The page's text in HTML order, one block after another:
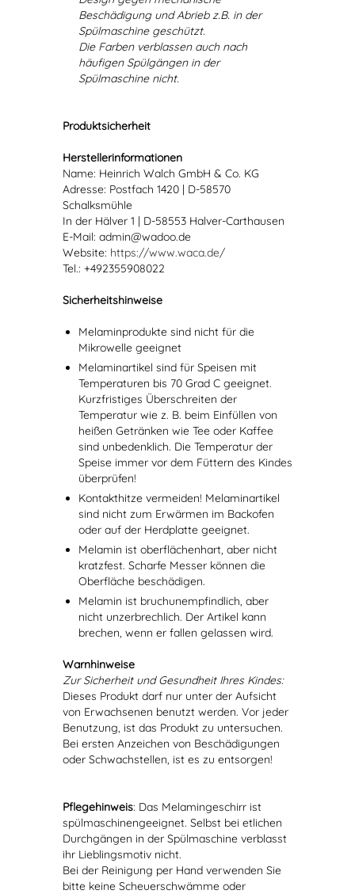
Beschädigung und Abrieb z.B. in der
Spülmaschine geschützt.
Die Farben verblassen auch nach
häufigen Spülgängen in der
Spülmaschine nicht.
Produktsicherheit
Herstellerinformationen
Name: Heinrich Walch GmbH & Co. KG
Adresse: Postfach 1420 | D-58570
Schalksmühle
In der Hälver 1 | D-58553 Halver-Carthausen
E-Mail: admin@wadoo.de
Website: https://www.waca.de/
Tel.: +492355908022
Sicherheitshinweise
Melaminprodukte sind nicht für die
Mikrowelle geeignet
Melaminartikel sind für Speisen mit
Temperaturen bis 70 Grad C geeignet.
Kurzfristiges Überschreiten der
Temperatur wie z. B. beim Einfüllen von
heißen Getränken wie Tee oder Kaffee
sind unbedenklich. Die Temperatur der
Speise immer vor dem Füttern des Kindes
überprüfen!
Kontakthitze vermeiden! Melaminartikel
sind nicht zum Erwärmen im Backofen
oder auf der Herdplatte geeignet.
Melamin ist oberflächenhart, aber nicht
kratzfest. Scharfe Messer können die
Oberfläche beschädigen.
Melamin ist bruchunempfindlich, aber
nicht unzerbrechlich. Der Artikel kann
brechen, wenn er fallen gelassen wird.
Warnhinweise
Zur Sicherheit und Gesundheit Ihres Kindes:
Dieses Produkt darf nur unter der Aufsicht
von Erwachsenen benutzt werden. Vor jeder
Benutzung, ist das Produkt zu untersuchen.
Bei ersten Anzeichen von Beschädigungen
oder Schwachstellen, ist es zu entsorgen!
Pflegehinweis: Das Melamingeschirr ist
spülmaschinengeeignet. Selbst bei etlichen
Durchgängen in der Spülmaschine verblasst
ihr Lieblingsmotiv nicht.
Bei der Reinigung per Hand verwenden Sie
bitte keine Scheuerschwämme oder